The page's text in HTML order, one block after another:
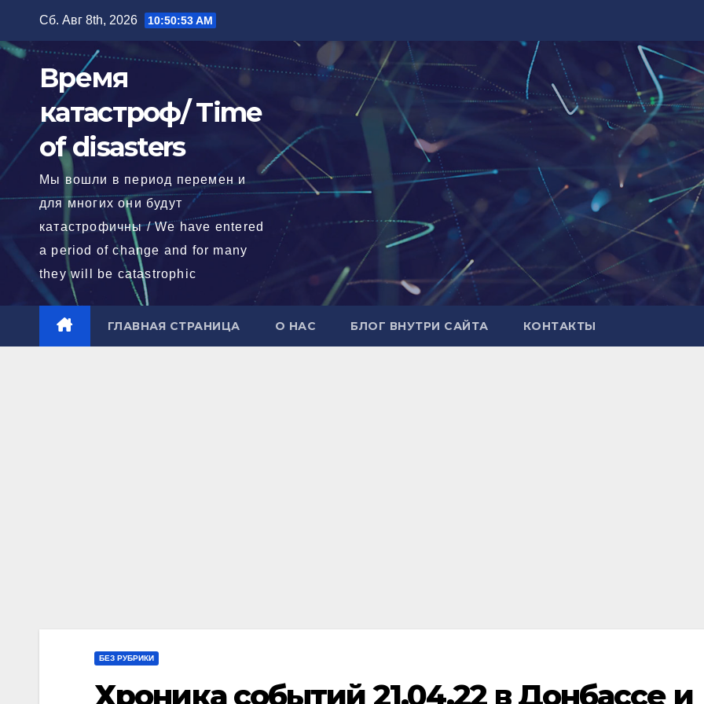
содержимому
Сб. Авг 8th, 2026 10:50:54 AM
Время
катастроф/ Time
of disasters
Мы вошли в период перемен и
для многих они будут
катастрофичны / We have entered
a period of change and for many
they will be catastrophic
ГЛАВНАЯ СТРАНИЦА О НАС БЛОГ ВНУТРИ САЙТА КОНТАКТЫ
БЕЗ РУБРИКИ
Хроника событий 21.04.22 в Донбассе и